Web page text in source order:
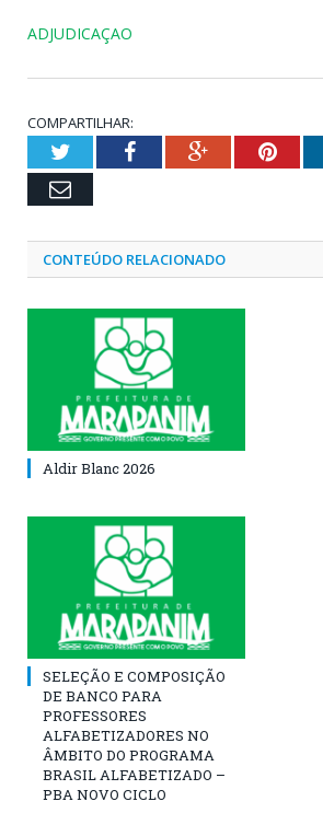
ADJUDICAÇAO
COMPARTILHAR:
TwitterFacebookGoogle+
Email
CONTEÚDO RELACIONADO
Aldir Blanc 2026
SELEÇÃO E COMPOSIÇÃO
DE BANCO PARA
PROFESSORES
ALFABETIZADORES NO
ÂMBITO DO PROGRAMA
BRASIL ALFABETIZADO –
PBA NOVO CICLO